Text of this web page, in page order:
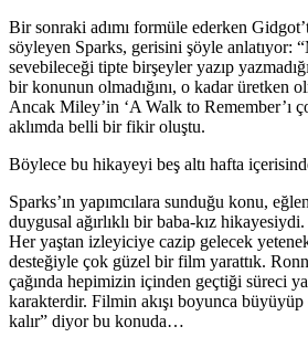
Bir sonraki adımı formüle ederken
söyleyen Sparks, gerisini şöyle anlatıyor:
sevebileceği tipte birşeyler yazıp
bir konunun olmadığını, o kadar üretken
Ancak Miley’in ‘A Walk to Remember’ı
aklımda belli bir fikir oluştu.
Böylece bu hikayeyi beş altı hafta
Sparks’ın yapımcılara sunduğu konu,
duygusal ağırlıklı bir baba-kız
Her yaştan izleyiciye cazip gelecek
desteğiyle çok güzel bir film yarattık.
çağında hepimizin içinden geçtiği süreci
karakterdir. Filmin akışı boyunca
kalır” diyor bu konuda…